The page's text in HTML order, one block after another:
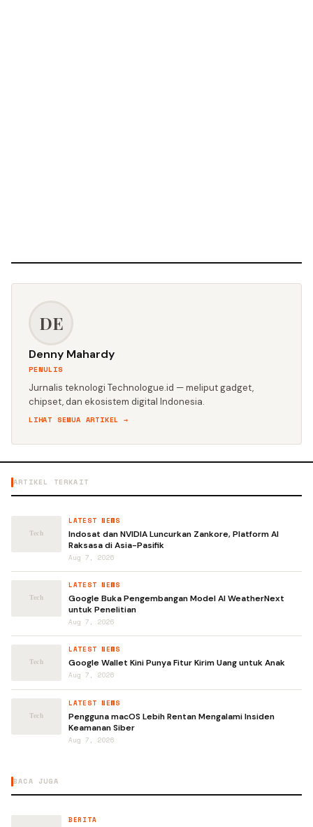
DE
Denny Mahardy
PENULIS
Jurnalis teknologi Technologue.id — meliput gadget,
chipset, dan ekosistem digital Indonesia.
LIHAT SEMUA ARTIKEL →
ARTIKEL TERKAIT
LATEST NEWS
Indosat dan NVIDIA Luncurkan Zankore, Platform AI
Raksasa di Asia-Pasifik
Aug 7, 2026
LATEST NEWS
Google Buka Pengembangan Model AI WeatherNext
untuk Penelitian
Aug 7, 2026
LATEST NEWS
Google Wallet Kini Punya Fitur Kirim Uang untuk Anak
Aug 7, 2026
LATEST NEWS
Pengguna macOS Lebih Rentan Mengalami Insiden
Keamanan Siber
Aug 7, 2026
BACA JUGA
BERITA